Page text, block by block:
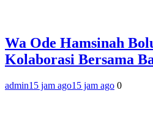
Wa Ode Hamsinah
Kolaborasi Bersama
admin15 jam ago15 jam ago 0